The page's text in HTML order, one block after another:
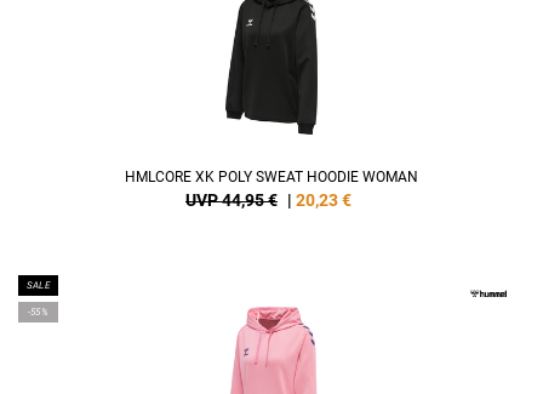
HMLCORE XK POLY SWEAT HOODIE WOMAN
UVP 44,95 € | 20,23€
SALE
-55%